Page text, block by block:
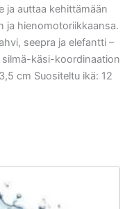
ja auttaa kehittämään
ja hienomotoriikkaansa.
seepra ja elefantti –
silmä-käsi-koordinaation
cm Suositeltu ikä: 12